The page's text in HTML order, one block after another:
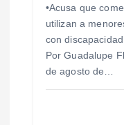
•Acusa que
utilizan a
con
Por Guadalupe
de agosto de…